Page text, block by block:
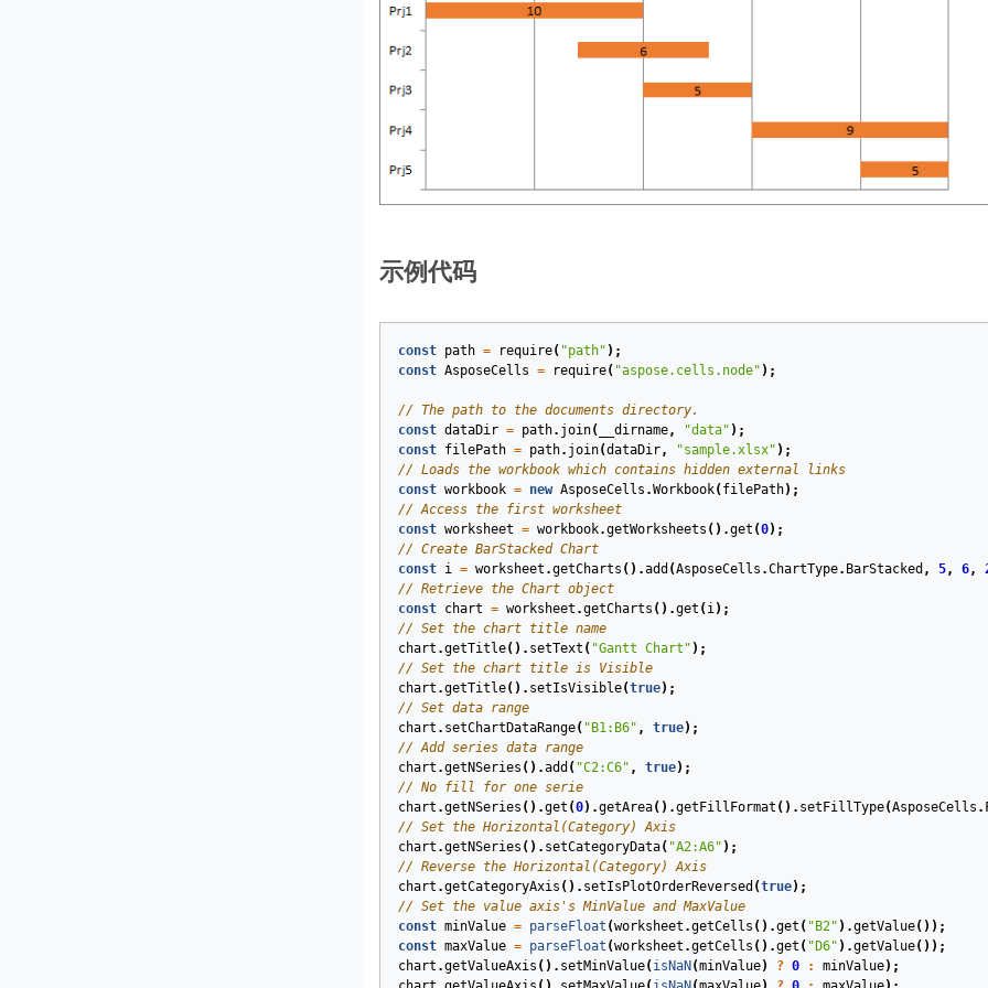
示例代码
const path = require( "path" );
const AsposeCells = require( "aspose.cells.node" );
// The path to the documents directory.
const dataDir = path. join( __dirname, "data" );
const
filePath = path. join(dataDir, "sample.xlsx" );
// Loads the workbook which contains hidden external links
const workbook = new AsposeCells .Workbook( filePath);
// Access the first worksheet
const worksheet = workbook.getWorksheets ().get (0);
// Create BarStacked Chart
const
i = worksheet .getCharts ().add (AsposeCells .ChartType. BarStacked , 5, 6,
// Retrieve the Chart object
const
chart = worksheet .getCharts ().get ( i);
// Set the chart title name
chart .getTitle(). setText ( "Gantt Chart" );
// Set the chart title is Visible
chart .getTitle(). setIsVisible(true);
// Set data range
chart . setChartDataRange( "B1:B6" , true);
// Add series data range
chart .getNSeries ().add ( "C2:C6" , true);
// No fill for one serie
chart .getNSeries ().get (0).getArea().getFillFormat (). setFillType(AsposeCells .
// Set the Horizontal(Category) Axis
chart .getNSeries (). setCategoryData( "A2:A6" );
// Reverse the Horizontal(Category) Axis
chart .getCategoryAxis (). setIsPlotOrderReversed (true);
// Set the value axis's MinValue and MaxValue
const minValue = parseFloat (worksheet .getCells ().get ( "B2" ).getValue());
const maxValue = parseFloat (worksheet .getCells ().get ( "D6" ).getValue());
chart .getValueAxis (). setMinValue( isNaN (minValue) ? 0 : minValue);